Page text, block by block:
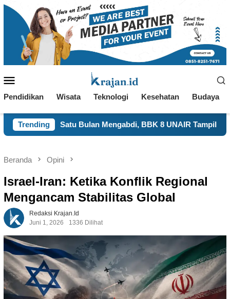
Loncat
Mobile
Pendidikan Wisata Teknologi Kesehatan Budaya
Trending
Mengabdi, BBK 8 UNAIR Tampilkan Capaian Program
Beranda Opini
Israel-Iran: Ketika Konflik Regional
Mengancam Stabilitas Global
Redaksi Krajan.id
Juni 1, 2026
1336 Dilihat